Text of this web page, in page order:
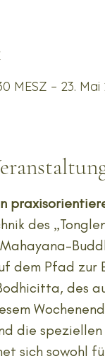
MESZ – 23. Mai
des
dem Pfad zur
des
die
sich sowohl